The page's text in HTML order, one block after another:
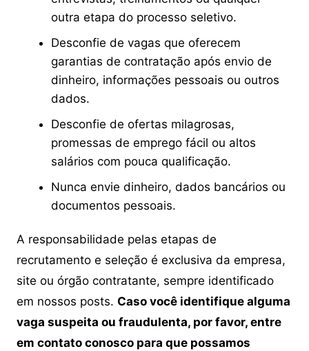
outra etapa do processo seletivo.
Desconfie de vagas que oferecem
garantias de contratação após envio de
dinheiro, informações pessoais ou outros
dados.
Desconfie de ofertas milagrosas,
promessas de emprego fácil ou altos
salários com pouca qualificação.
Nunca envie dinheiro, dados bancários ou
documentos pessoais.
A responsabilidade pelas etapas de
recrutamento e seleção é exclusiva da empresa,
site ou órgão contratante, sempre identificado
em nossos posts. Caso você identifique alguma
vaga suspeita ou fraudulenta, por favor, entre
em contato conosco para que possamos